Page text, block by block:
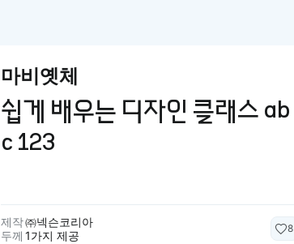
마비옛체
쉽게 배우는 디자인 클래스 ab
c 123
제작㈜넥슨코리아
두께 1가지 제공
8